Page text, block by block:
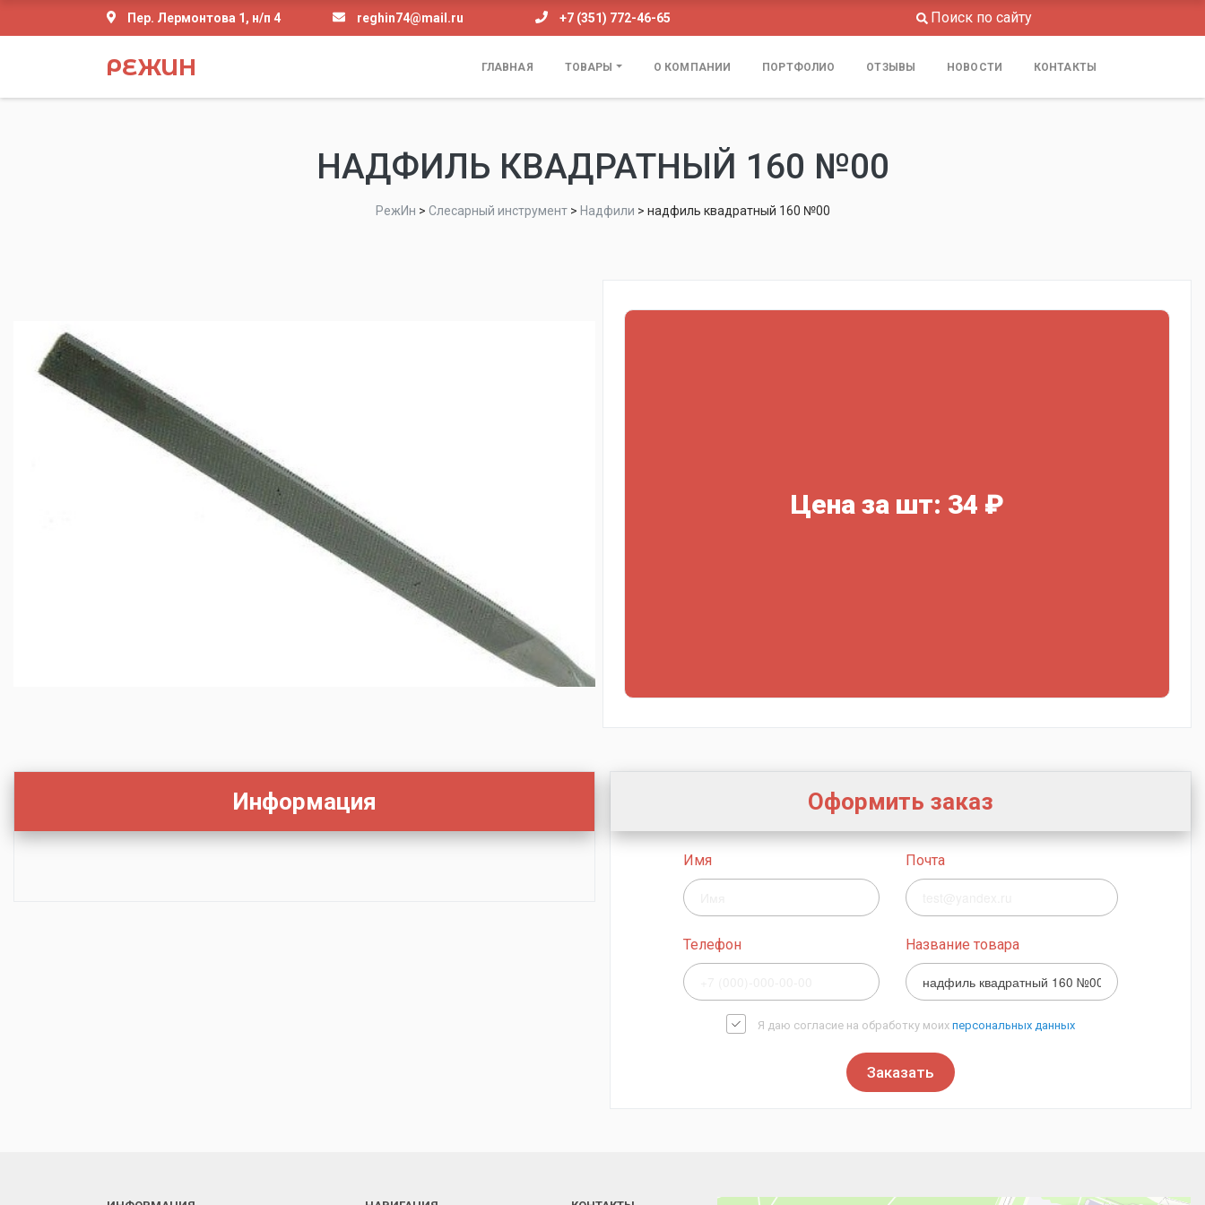
Пер. Лермонтова 1, н/п 4 reghin74@mail.ru +7 (351) 772-46-65 Поиск по сайту
РЕЖИН ГЛАВНАЯ ТОВАРЫ О КОМПАНИИ ПОРТФОЛИО ОТЗЫВЫ НОВОСТИ КОНТАКТЫ
НАДФИЛЬ КВАДРАТНЫЙ 160 №00
РежИн > Слесарный инструмент> Надфили > надфиль квадратный 160 №00
Цена за шт: 34 ₽
Информация Оформить заказ
Имя Почта
Телефон Название товара
Я даю согласие на обработку моих персональных данных
Заказать